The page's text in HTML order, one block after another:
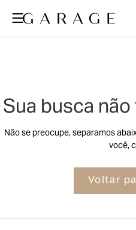
Sua busca
Não se preocupe, separamos
você,
Voltar